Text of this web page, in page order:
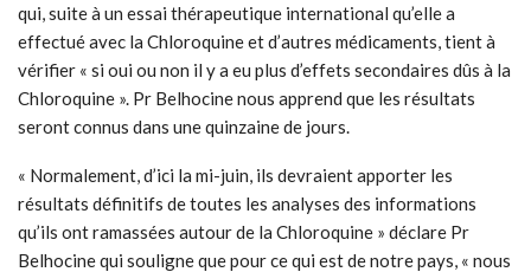
qui, suite à un essai thérapeutique international qu’elle a
effectué avec la Chloroquine et d’autres médicaments, tient à
vérifier « si oui ou non il y a eu plus d’effets secondaires dûs à la
Chloroquine ». Pr Belhocine nous apprend que les résultats
seront connus dans une quinzaine de jours.
« Normalement, d’ici la mi-juin, ils devraient apporter les
résultats définitifs de toutes les analyses des informations
qu’ils ont ramassées autour de la Chloroquine » déclare Pr
Belhocine qui souligne que pour ce qui est de notre pays, « nous